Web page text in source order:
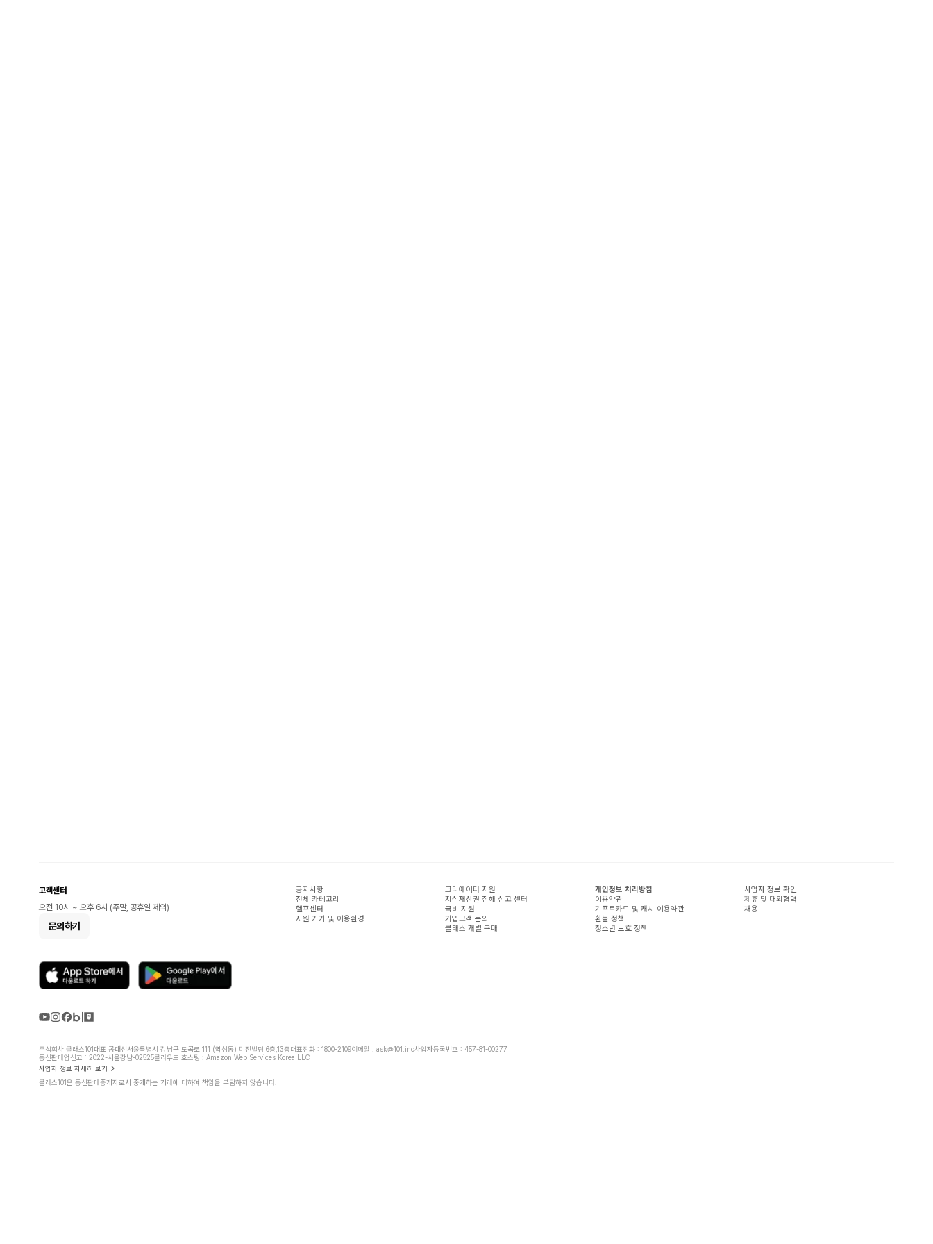
고객센터
오전 10시 ~ 오후 6시 (주말, 공휴일 제외)
문의하기
공지사항
전체 카테고리
헬프센터
지원 기기 및 이용환경
크리에이터 지원
지식재산권 침해 신고 센터
국비 지원
기업고객 문의
클래스 개별 구매
개인정보 처리방침
이용약관
기프트카드 및 캐시 이용약관
환불 정책
청소년 보호 정책
사업자 정보 확인
제휴 및 대외협력
채용
주식회사 클래스101대표 공대선서울특별시 강남구 도곡로 111 (역삼동) 미진빌딩 6층,13층대표전화 : 1800-2109이메일 : ask@101.inc사업자등록번호 : 457-81-00277
통신판매업신고 : 2022-서울강남-02525클라우드 호스팅 : Amazon Web Services Korea LLC
사업자 정보 자세히 보기
클래스101은 통신판매중개자로서 중개하는 거래에 대하여 책임을 부담하지 않습니다.